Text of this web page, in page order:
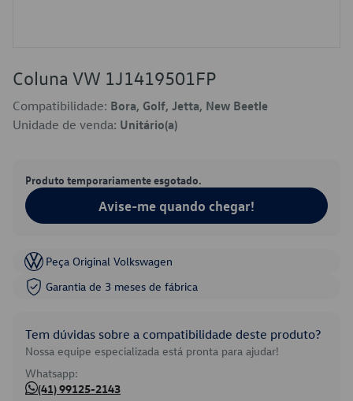
Coluna VW 1J1419501FP
Compatibilidade: Bora, Golf, Jetta, New Beetle
Unidade de venda: Unitário(a)
Produto temporariamente esgotado.
Avise-me quando chegar!
Peça Original Volkswagen
Garantia de 3 meses de fábrica
Tem dúvidas sobre a compatibilidade deste produto?
Nossa equipe especializada está pronta para ajudar!
Whatsapp:
(41) 99125-2143